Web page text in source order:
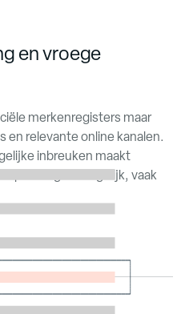
en vroege
merkenregisters maar
en relevante online kanalen.
inbreuken maakt
oplossingen mogelijk, vaak